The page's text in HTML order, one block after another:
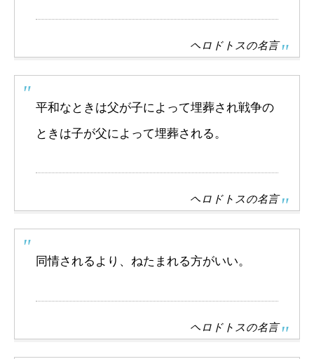
ヘロドトスの名言
平和なときは父が子によって埋葬され戦争の
ときは子が父によって埋葬される。
ヘロドトスの名言
同情されるより、ねたまれる方がいい。
ヘロドトスの名言